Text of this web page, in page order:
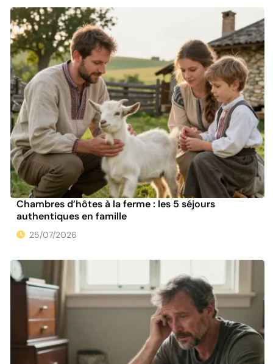
Chambres d’hôtes à la ferme : les 5 séjours
authentiques en famille
25/07/2026